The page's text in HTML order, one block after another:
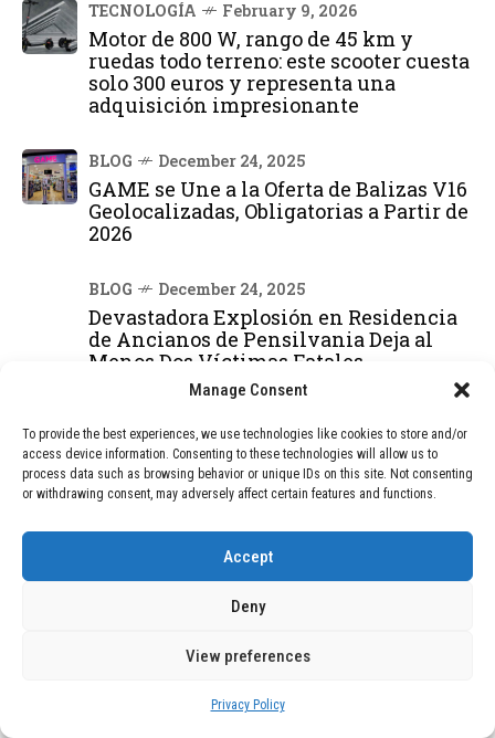
Manage Consent
To provide the best experiences, we use technologies like cookies to store and/or
access device information. Consenting to these technologies will allow us to
process data such as browsing behavior or unique IDs on this site. Not consenting
or withdrawing consent, may adversely affect certain features and functions.
Accept
Deny
View preferences
Privacy Policy
TECNOLOGÍA February 9, 2026
Motor de 800 W, rango de 45 km y
ruedas todo terreno: este scooter cuesta
solo 300 euros y representa una
adquisición impresionante
BLOG December 24, 2025
GAME se Une a la Oferta de Balizas V16
Geolocalizadas, Obligatorias a Partir de
2026
BLOG December 24, 2025
Devastadora Explosión en Residencia
de Ancianos de Pensilvania Deja al
Menos Dos Víctimas Fatales
DEAL OF THE MONTH
01 TECNOLOGÍA December 24, 2025
grabación cómo añadir 400 km de rango
en apenas 5 minutos de carga
Motor de 800 W, rango de 45 km y
solo 300 euros y representa una